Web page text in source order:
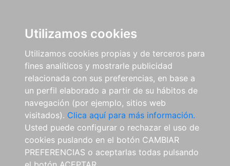
Utilizamos cookies
Utilizamos cookies propias y de terceros para
fines analíticos y mostrarle publicidad
relacionada con sus preferencias, en base a
un perfil elaborado a partir de su hábitos de
navegación (por ejemplo, sitios web
visitados). Clica aquí para más información.
Usted puede configurar o rechazar el uso de
cookies puslando en el botón CAMBIAR
PREFERENCIAS o aceptarlas todas pulsando